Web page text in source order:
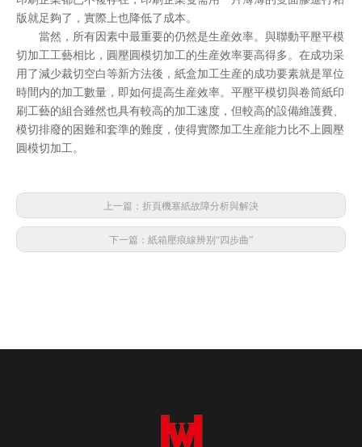
版就足夠了，實際上也降低了成本。
當然，所有因素中最重要的仍然是生産效率。與聯動平壓平模
切加工工藝相比，圓壓圓模切加工的生産效率要高得多。在成功采
用了減少裁切空白等新方法後，紙盒加工生産的成功要素就是單位
時間内的加工數量，即如何提高生産效率。平壓平模切與卷筒紙印
刷工藝的組合雖然也具有較高的加工速度，但較高的設備維護費、
模切排廢的困難和套準的難度，使得實際加工生産能力比不上圓壓
圓模切加工。
上一篇：折頁機塞紙故障分析與解決
下一篇：紙箱壓痕線辨别“四步曲”